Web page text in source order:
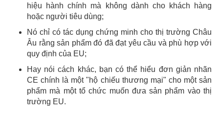
hiệu hành chính mà không dành cho khách hàng
hoặc người tiêu dùng;
Nó chỉ có tác dụng chứng minh cho thị trường Châu
Âu rằng sản phẩm đó đã đạt yêu cầu và phù hợp với
quy định của EU;
Hay nói cách khác, bạn có thể hiểu đơn giản nhãn
CE chính là một "hộ chiếu thương mại" cho một sản
phẩm mà một tổ chức muốn đưa sản phẩm vào thị
trường EU.